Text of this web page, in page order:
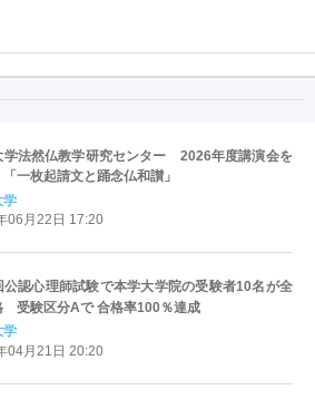
学法然仏教学研究センター 2026年度講演会を
一枚起請文と踊念仏和讃」
学
06月22日 17:20
公認心理師試験で本学大学院の受験者10名が全
受験区分Aで 合格率100％達成
学
04月21日 20:20